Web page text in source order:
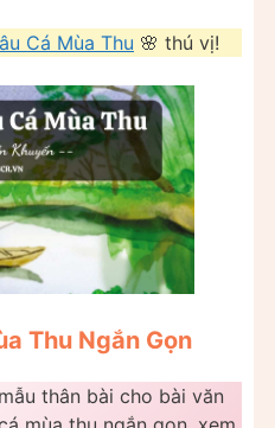
Cá Mùa Thu 🌸 thú vị!
Thu Ngắn Gọn
thân bài cho bài văn